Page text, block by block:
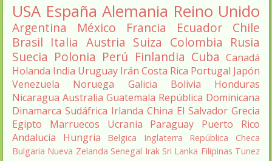
USA España Alemania Reino Unido
Argentina México Francia Ecuador
Chile
Brasil Italia Austria Suiza Colombia Rusia
Suecia Polonia Perú Finlandia Cuba Canadá
Holanda India Uruguay Irán Costa Rica Portugal Japón
Venezuela
Noruega Galicia Bolivia
Honduras
Nicaragua Australia Guatemala República Dominicana
Dinamarca Sudáfrica Irlanda China El Salvador Grecia
Egipto
Marruecos Ucrania Paraguay
Puerto Rico
Andalucía
Hungria Belgica Inglaterra
República Checa
Bulgaria Nueva Zelanda Senegal Irak Sri Lanka Filipinas Tunez